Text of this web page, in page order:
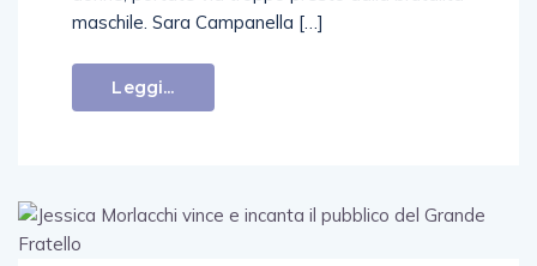
maschile. Sara Campanella […]
Leggi...